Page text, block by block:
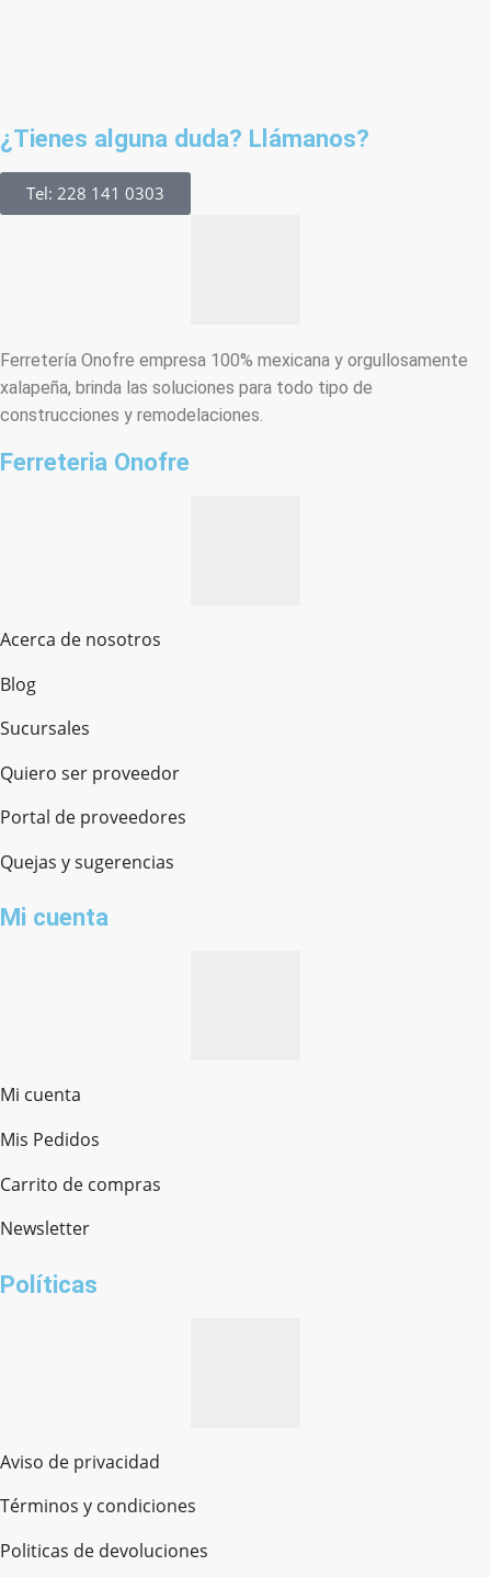
¿Tienes alguna duda? Llámanos?
Tel: 228 141 0303
Ferretería Onofre empresa 100% mexicana y orgullosamente
xalapeña, brinda las soluciones para todo tipo de
construcciones y remodelaciones.
Ferreteria Onofre
Acerca de nosotros
Blog
Sucursales
Quiero ser proveedor
Portal de proveedores
Quejas y sugerencias
Mi cuenta
Mi cuenta
Mis Pedidos
Carrito de compras
Newsletter
Políticas
Aviso de privacidad
Términos y condiciones
Politicas de devoluciones